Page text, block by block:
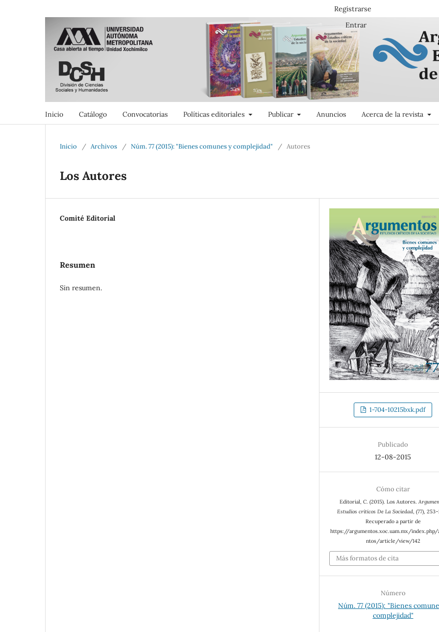
Inicio Catálogo Convocatorias Políticas editoriales Publicar Anuncios Acerca de la revista
Registrarse
Entrar
Inicio / Archivos / Núm. 77 (2015): "Bienes comunes y complejidad" / Autores
Los Autores
Comité Editorial
Resumen
Sin resumen.
1-704-10215bxk.pdf
Publicado
12-08-2015
Cómo citar
Editorial, C. (2015). Los Autores.
Estudios críticos De La Sociedad, (77),
Recuperado a partir de
https://argumentos.xoc.uam.mx/index.php/
ntos/article/view/142
Más formatos de cita
Número
Núm. 77 (2015): "Bienes
complejidad"